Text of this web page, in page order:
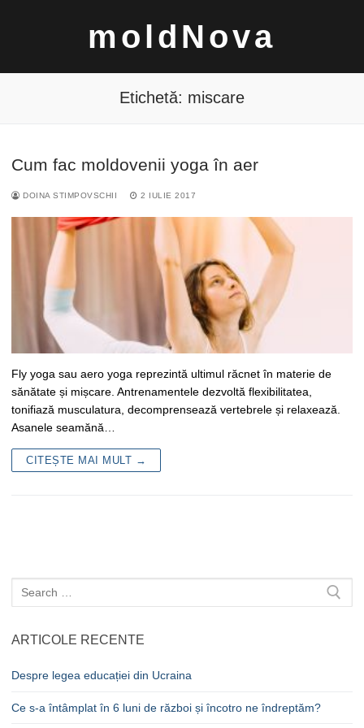
moldNova
după:
Etichetă: miscare
Cum fac moldovenii yoga în aer
DOINA STIMPOVSCHII 2 IULIE 2017
Fly yoga sau aero yoga reprezintă ultimul răcnet în materie de
sănătate și mișcare. Antrenamentele dezvoltă flexibilitatea,
tonifiază musculatura, decomprensează vertebrele și relaxează.
Asanele seamănă…
CITEȘTE MAI MULT →
Caută
după:
ARTICOLE RECENTE
Despre legea educației din Ucraina
Ce s-a întâmplat în 6 luni de război și încotro ne îndreptăm?